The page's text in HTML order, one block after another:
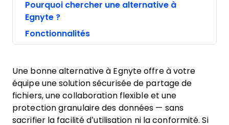
Pourquoi chercher une alternative à
Egnyte ?
Fonctionnalités
Une bonne alternative à Egnyte offre à votre
équipe une solution sécurisée de partage de
fichiers, une collaboration flexible et une
protection granulaire des données — sans
sacrifier la facilité d’utilisation ni la conformité. Si